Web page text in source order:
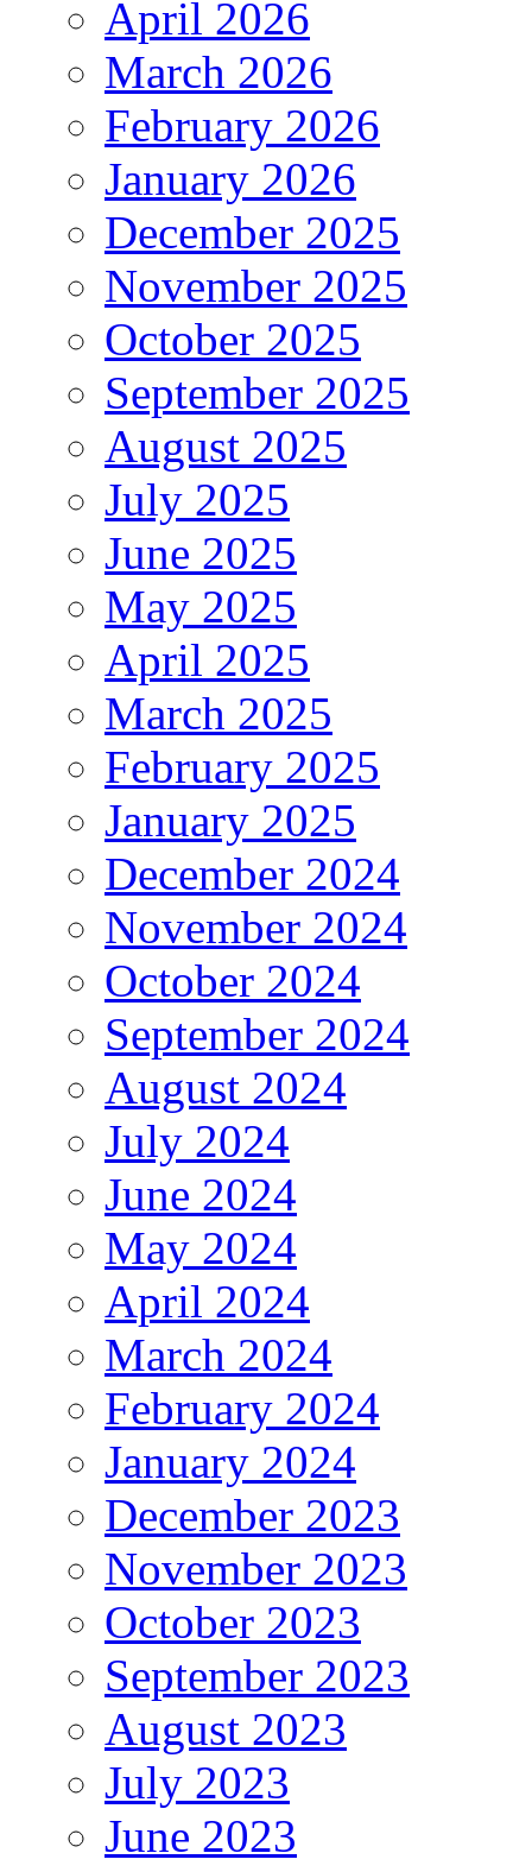
April 2026
March 2026
February 2026
January 2026
December 2025
November 2025
October 2025
September 2025
August 2025
July 2025
June 2025
May 2025
April 2025
March 2025
February 2025
January 2025
December 2024
November 2024
October 2024
September 2024
August 2024
July 2024
June 2024
May 2024
April 2024
March 2024
February 2024
January 2024
December 2023
November 2023
October 2023
September 2023
August 2023
July 2023
June 2023